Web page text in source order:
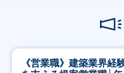
《営業職》建築業界経